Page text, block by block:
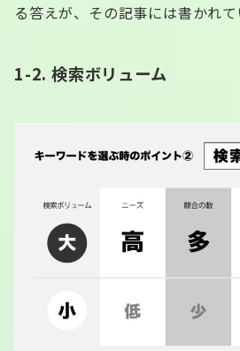
る答えが、その記事には書かれて
1-2. 検索ボリューム